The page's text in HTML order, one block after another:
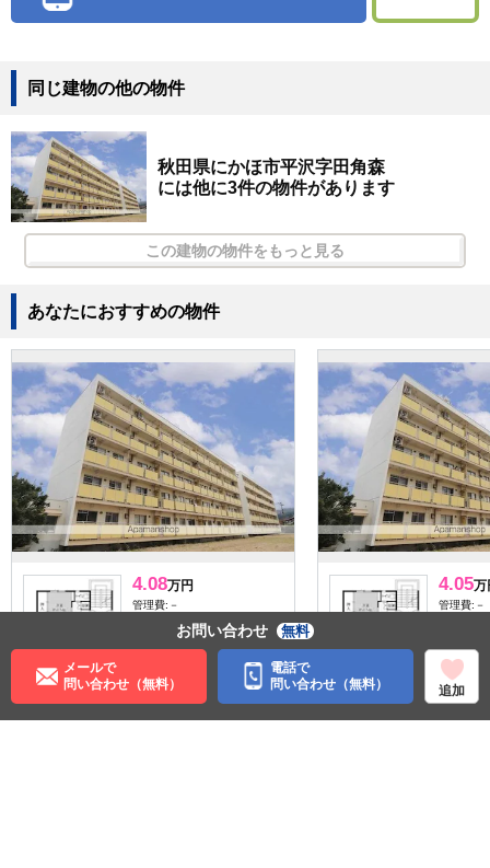
同じ建物の他の物件
秋田県にかほ市平沢字田角森
には他に3件の物件があります
この建物の物件をもっと見る
あなたにおすすめの物件
4.08万円
管理費:－
礼 －
39.83㎡
2DK
秋田県にかほ市平沢字田角
森
4.05万
管理費:－
39.83㎡
仁賀保
秋田県に
森
お問い合わせ 無料
メールで
問い合わせ（無料）
電話で
問い合わせ（無料）
追加